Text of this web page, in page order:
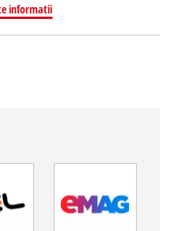
informatii